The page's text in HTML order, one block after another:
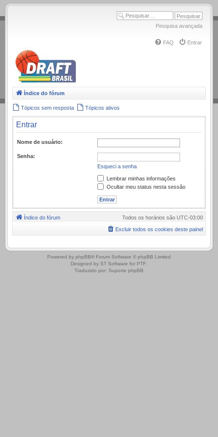
.
Pesquisa avançada
FAQ Entrar
Índice do fórum
Tópicos sem resposta Tópicos ativos
Entrar
Nome de usuário:
Senha:
Esqueci a senha
Lembrar minhas informações
Ocultar meu status nesta sessão
Índice do fórum Todos os horários são UTC-03:00
Excluir todos os cookies deste painel
.
Powered by phpBB® Forum Software © phpBB Limited
Designed by ST Software for PTF.
Traduzido por: Suporte phpBB